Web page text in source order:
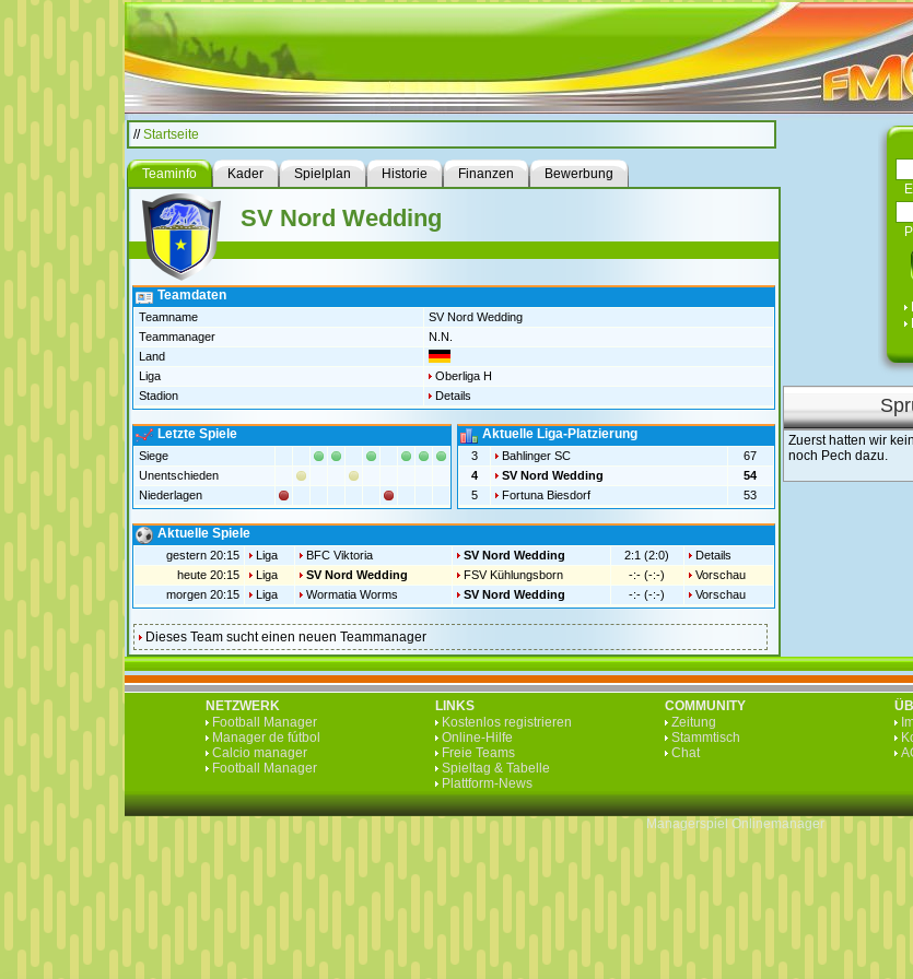
//Startseite
Teaminfo Kader Spielplan Historie Finanzen Bewerbung
SV Nord Wedding
Teamdaten
Teamname
SV Nord Wedding
Teammanager
N.N.
Land
Liga
Oberliga H
Stadion
Details
Letzte Spiele
Siege
Unentschieden
Niederlagen
Aktuelle Liga-Platzierung
3 Bahlinger SC
67
4
SV Nord Wedding
54
5
Fortuna Biesdorf 53
Aktuelle Spiele
gestern 20:15 Liga BFC Viktoria SV Nord Wedding 2:1 (2:0)
Details
heute 20:15
Liga SV Nord Wedding FSV Kühlungsborn -:- (-:-)
Vorschau
morgen 20:15
Liga Wormatia Worms SV Nord Wedding -:- (-:-) Vorschau
Dieses Team sucht einen neuen Teammanager
Zuerst hatten wir
noch Pech dazu.
NETZWERK
Football Manager
Manager de fútbol
Calcio manager
Football Manager
LINKS
Kostenlos registrieren
Online-Hilfe
Freie Teams
Spieltag & Tabelle
Plattform-News
COMMUNITY
Zeitung
Stammtisch
Chat
Managerspiel Onlinemanager